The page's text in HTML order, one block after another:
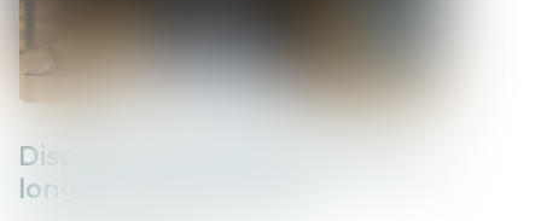
Dispositif d'activité partielle de
longue durée rebond